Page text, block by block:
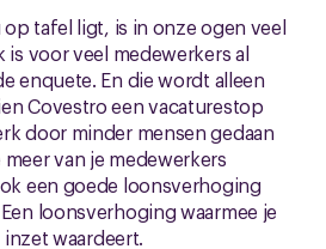
tafel ligt, is in onze ogen veel
is voor veel medewerkers al
enquete. En die wordt alleen
Covestro een vacaturestop
door minder mensen gedaan
van je medewerkers
een goede loonsverhoging
loonsverhoging waarmee je
inzet waardeert.